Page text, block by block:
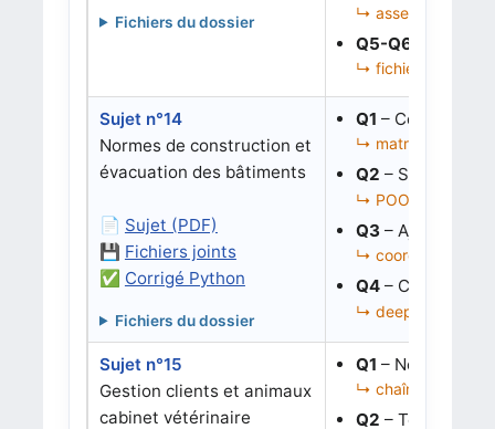
Fichiers du dossier ↳ assertions,
Q5-Q6
↳ fichiers texte,
Sujet n°14
Normes de construction et
évacuation des bâtiments
📄 Sujet (PDF)
💾 Fichiers joints
✅ Corrigé Python
Fichiers du dossier
Q1 – Compter
↳ matrice, liste de
Q2 – Simuler
↳ POO, grille,
Q3 – Ajouter
↳ coordonnées,
Q4 – Corriger le
↳ deepcopy,
Sujet n°15
Gestion clients et animaux
cabinet vétérinaire
Q1 – Normaliser
↳ chaînes,
Q2 – Tester la